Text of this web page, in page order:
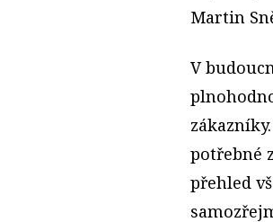
Martin
V
potřebné
přehled